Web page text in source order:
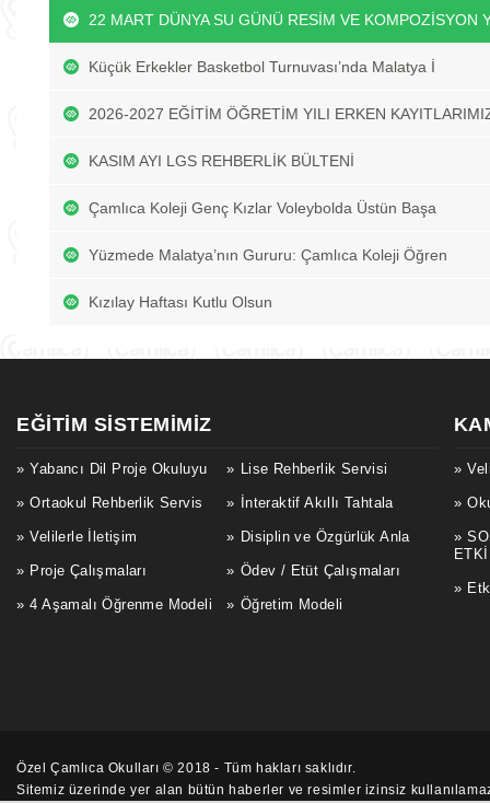
22 MART DÜNYA SU GÜNÜ RESİM VE KOMPOZİSYON
Küçük Erkekler Basketbol Turnuvası’nda Malatya İ
2026-2027 EĞİTİM ÖĞRETİM YILI ERKEN
KASIM AYI LGS REHBERLİK BÜLTENİ
Çamlıca Koleji Genç Kızlar Voleybolda Üstün Başa
Yüzmede Malatya’nın Gururu: Çamlıca Koleji Öğren
Kızılay Haftası Kutlu Olsun
EĞITIM SISTEMIMIZ
Yabancı Dil Proje Okuluyu Lise Rehberlik Servisi
Ortaokul Rehberlik Servis İnteraktif Akıllı Tahtala
Velilerle İletişim Disiplin ve Özgürlük Anla
Proje Çalışmaları Ödev / Etüt Çalışmaları
4 Aşamalı Öğrenme Modeli Öğretim Modeli
Özel Çamlıca Okulları © 2018 - Tüm hakları saklıdır.
Sitemiz üzerinde yer alan bütün haberler ve resimler izinsiz